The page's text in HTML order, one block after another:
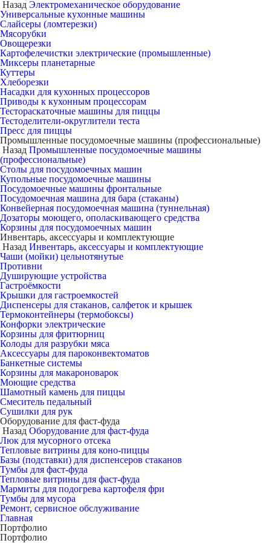
Назад Электромеханическое оборудование
Универсальные кухонные машины
Слайсеры (ломтерезки)
Мясорубки
Овощерезки
Картофелечистки электрические (промышленные)
Миксеры планетарные
Куттеры
Хлеборезки
Насадки для кухонных процессоров
Приводы к кухонным процессорам
Тестораскаточные машины для пиццы
Тестоделители-округлители теста
Пресс для пиццы
Промышленные посудомоечные машины (профессиональные)
Назад Промышленные посудомоечные машины
(профессиональные)
Столы для посудомоечных машин
Купольные посудомоечные машины
Посудомоечные машины фронтальные
Посудомоечная машина для бара (стаканы)
Конвейерная посудомоечная машина (туннельная)
Дозаторы моющего, ополаскивающего средства
Корзины для посудомоечных машин
Инвентарь, аксессуары и комплектующие
Назад Инвентарь, аксессуары и комплектующие
Чаши (мойки) цельнотянутые
Противни
Душирующие устройства
Гастроёмкости
Крышки для гастроемкостей
Диспенсеры для стаканов, салфеток и крышек
Термоконтейнеры (термобоксы)
Конфорки электрические
Корзины для фритюрниц
Колоды для разрубки мяса
Аксессуары для пароконвектоматов
Банкетные системы
Корзины для макароноварок
Моющие средства
Шамотный камень для пиццы
Смеситель педальный
Сушилки для рук
Оборудование для фаст-фуда
Назад Оборудование для фаст-фуда
Люк для мусорного отсека
Тепловые витрины для коно-пиццы
Базы (подставки) для диспенсеров стаканов
Тумбы для фаст-фуда
Тепловые витрины для фаст-фуда
Мармиты для подогрева картофеля фри
Тумбы для мусора
Ремонт, сервисное обслуживание
Главная
Портфолио
Портфолио